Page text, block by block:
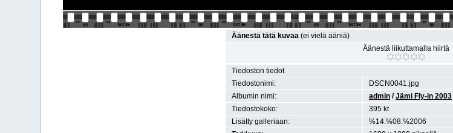
Äänestä tätä kuvaa (ei vielä ääniä)
Äänestä liikuttamalla hiirtä
Tiedoston tiedot
Tiedostonimi:
DSCN0041.jpg
Albumin nimi:
admin /Jämi Fly-in 2003
Tiedostokoko:
395 kt
Lisätty galleriaan:
%14.%08.%2006